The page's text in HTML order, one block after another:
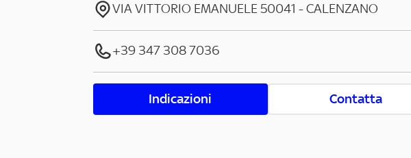
VIA VITTORIO EMANUELE50041 -CALENZANO
+39 347 308 7036
Indicazioni Contatta